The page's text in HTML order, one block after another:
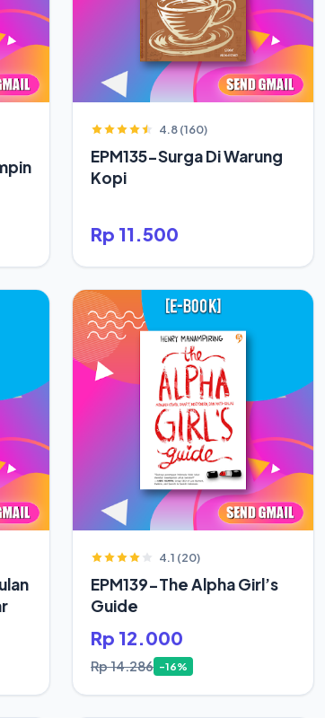
4.8 (160)
EPM135-Surga Di Warung
Kopi
Rp 11.500
4.1 (20)
EPM139-The Alpha Girl’s
Guide
Rp 12.000
Rp 14.286 -16%